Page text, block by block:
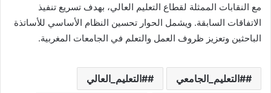
مع النقابات الممثلة لقطاع التعليم العالي، بهدف تسريع تنفيذ
الاتفاقات السابقة. ويشمل الحوار تحسين النظام الأساسي للأساتذة
الباحثين وتعزيز ظروف العمل والتعلم في الجامعات المغربية.
#التعليم_الجامعي #التعليم_العالي